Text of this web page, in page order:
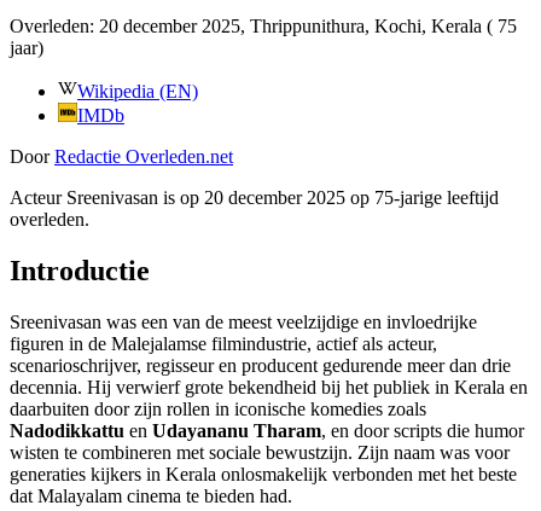
Overleden: 20 december 2025, Thrippunithura, Kochi, Kerala ( 75
jaar)
Wikipedia (EN)
IMDb
Door Redactie Overleden.net
Acteur Sreenivasan is op 20 december 2025 op 75-jarige leeftijd
overleden.
Introductie
Sreenivasan was een van de meest veelzijdige en invloedrijke
figuren in de Malejalamse filmindustrie, actief als acteur,
scenarioschrijver, regisseur en producent gedurende meer dan drie
decennia. Hij verwierf grote bekendheid bij het publiek in Kerala en
daarbuiten door zijn rollen in iconische komedies zoals
Nadodikkattu en Udayananu Tharam, en door scripts die humor
wisten te combineren met sociale bewustzijn. Zijn naam was voor
generaties kijkers in Kerala onlosmakelijk verbonden met het beste
dat Malayalam cinema te bieden had.